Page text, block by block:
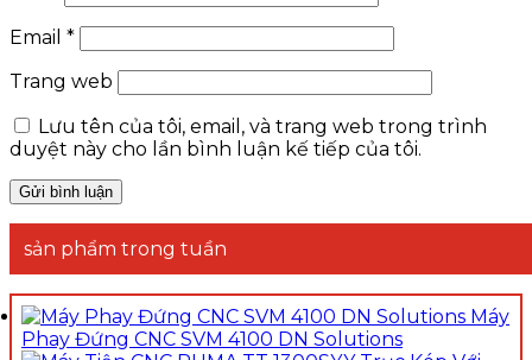
Email *
Trang web
Lưu tên của tôi, email, và trang web trong trình
duyệt này cho lần bình luận kế tiếp của tôi.
sản phẩm trong tuần
Máy
Phay Đứng CNC SVM 4100 DN Solutions